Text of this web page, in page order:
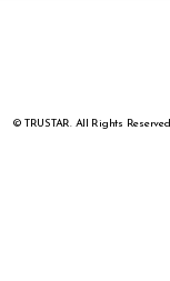
© TRUSTAR. All Rights Reserved